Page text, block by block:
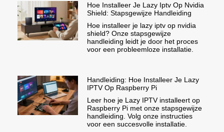
Hoe Installeer Je Lazy Iptv Op Nvidia
Shield: Stapsgewijze Handleiding
Hoe installeer je lazy iptv op nvidia
shield? Onze stapsgewijze
handleiding leidt je door het proces
voor een probleemloze installatie.
Handleiding: Hoe Installeer Je Lazy
IPTV Op Raspberry Pi
Leer hoe je Lazy IPTV installeert op
Raspberry Pi met onze stapsgewijze
handleiding. Volg onze instructies
voor een succesvolle installatie.